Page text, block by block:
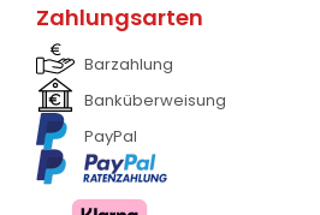
Zahlungsarten
Barzahlung
Banküberweisung
PayPal